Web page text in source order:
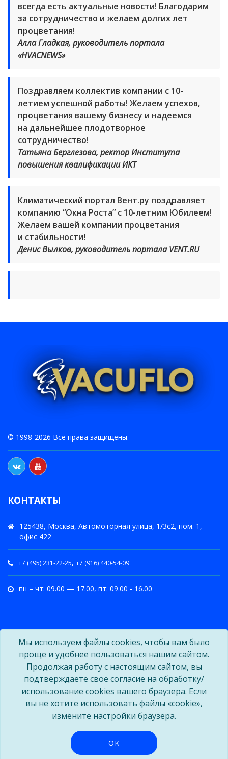
всегда есть актуальные новости! Благодарим
за сотрудничество и желаем долгих лет
процветания!
Алла Гладкая, руководитель портала
«HVACNEWS»
Поздравляем коллектив компании с 10-
летием успешной работы! Желаем успехов,
процветания вашему бизнесу и надеемся
на дальнейшее плодотворное
сотрудничество!
Татьяна Берглезова, ректор Института
повышения квалификации ИКТ
Климатический портал Вент.ру поздравляет
компанию “Окна Роста” с 10-летним Юбилеем!
Желаем вашей компании процветания
и стабильности!
Денис Вылков, руководитель портала VENT.RU
© 1998-2026 Все права защищены.
КОНТАКТЫ
125438, Москва, Автомоторная улица, 1/3с2, пом. 1,
офис 422
+7 (495) 231-22-25, +7 (916) 440-54-09
пн – чт: 09.00 — 17.00, пт: 09.00 - 16.00
Мы используем файлы cookies, чтобы вам было
проще и удобнее пользоваться нашим сайтом.
Продолжая работу с настоящим сайтом, вы
подтверждаете свое согласие на обработку/
использование cookies вашего браузера. Если
вы не хотите использовать файлы «cookie»,
измените настройки браузера.
OK